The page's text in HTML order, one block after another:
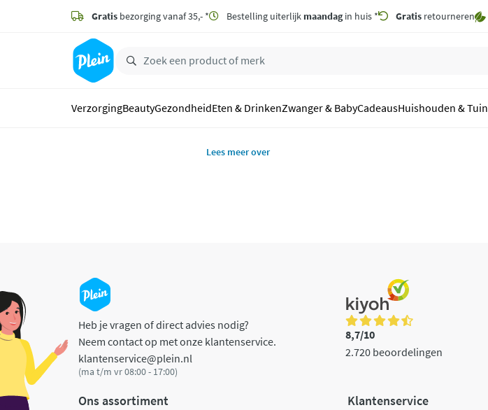
zoeken
hoofdinhoud
Gratis bezorging vanaf 35,- * Bestelling uiterlijk maandagin huis * Gratis retourneren
VerzorgingBeautyGezondheidEten & DrinkenZwanger & BabyCadeausHuishouden & Tuin
Lees meer over
Heb je vragen of direct advies nodig?
Neem contact op met onze klantenservice.
klantenservice@plein.nl
(ma t/m vr 08:00 - 17:00)
8,7/10
2.720 beoordelingen
Ons assortiment Klantenservice